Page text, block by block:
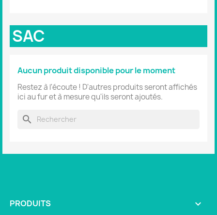
SAC
Aucun produit disponible pour le moment
Restez à l'écoute ! D'autres produits seront affichés
ici au fur et à mesure qu'ils seront ajoutés.
search
PRODUITS 